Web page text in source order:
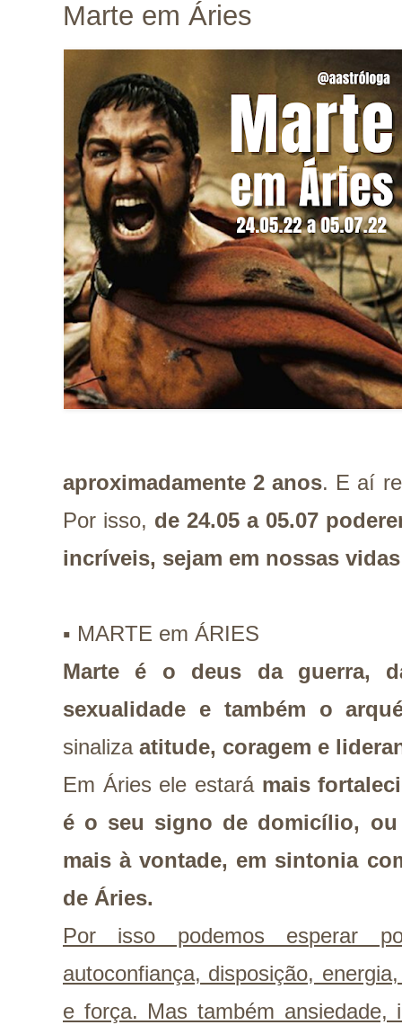
Marte em Áries
aproximadamente 2 anos. E aí
Por isso, de 24.05 a 05.07
incríveis, sejam em nossas
▪️ MARTE em ÁRIES
Marte é o deus da guerra,
sexualidade e também o
sinaliza atitude, coragem e
Em Áries ele estará mais
é o seu signo de domicílio,
mais à vontade, em sintonia
de Áries.
Por isso podemos esperar
autoconfiança, disposição,
e força. Mas também ansiedade,